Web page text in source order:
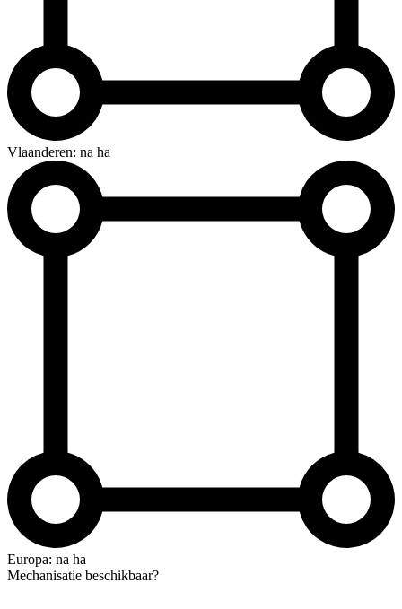
Vlaanderen: na ha
Europa: na ha
Mechanisatie beschikbaar?